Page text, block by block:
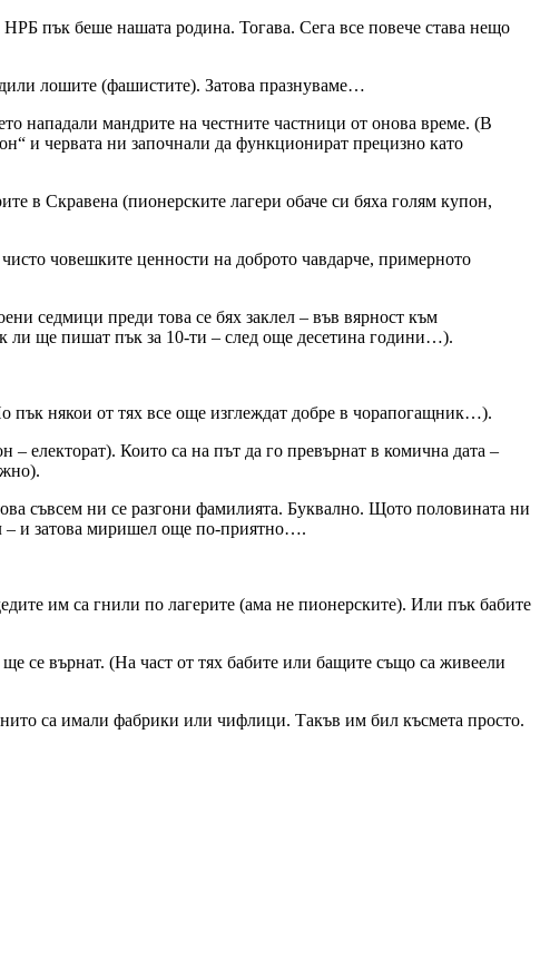
пък беше нашата родина. Тогава. Сега все повече става нещо
лошите (фашистите). Затова празнуваме…
нападали мандрите на честните частници от онова време. (В
и червата ни започнали да функционират прецизно като
в Скравена (пионерските лагери обаче си бяха голям купон,
човешките ценности на доброто чавдарче, примерното
седмици преди това се бях заклел – във вярност към
ли ще пишат пък за 10-ти – след още десетина години…).
някои от тях все още изглеждат добре в чорапогащник…).
– електорат). Които са на път да го превърнат в комична дата –
съвсем ни се разгони фамилията. Буквално. Щото половината ни
– и затова миришел още по-приятно….
им са гнили по лагерите (ама не пионерските). Или пък бабите
се върнат. (На част от тях бабите или бащите също са живеели
нито са имали фабрики или чифлици. Такъв им бил късмета просто.